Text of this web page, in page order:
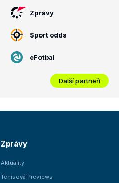
Zprávy
Sport odds
eFotbal
Další partneři
Zprávy
Aktuality
Tenisová Previews